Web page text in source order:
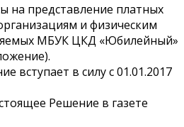
на представление платных
и физическим
МБУК ЦКД «Юбилейный»
вступает в силу с 01.01.2017
Решение в газете